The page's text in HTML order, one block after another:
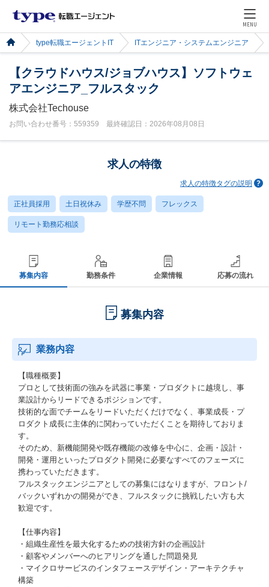
MENU
type転職エージェントIT ITエンジニア・システムエンジニア
【クラウドハウス/ジョブハウス】ソフトウェ
アエンジニア_フルスタック
株式会社Techouse
お問い合わせ番号：559359 最終確認日：2026年08月08日
求人の特徴
求人の特徴タグの説明
正社員採用 土日祝休み 学歴不問 フレックス
リモート勤務応相談
募集内容 勤務条件 企業情報 応募の流れ
募集内容
業務内容
【職種概要】
プロとして技術面の強みを武器に事業・プロダクトに越境し、事
業設計からリードできるポジションです。
技術的な面でチームをリードいただくだけでなく、事業成長・プ
ロダクト成長に主体的に関わっていただくことを期待しておりま
す。
そのため、新機能開発や既存機能の改修を中心に、企画・設計・
開発・運用といったプロダクト開発に必要なすべてのフェーズに
携わっていただきます。
フルスタックエンジニアとしての募集にはなりますが、フロント/
バックいずれかの開発ができ、フルスタックに挑戦したい方も大
歓迎です。
【仕事内容】
・組織生産性を最大化するための技術方針の企画設計
・顧客やメンバーへのヒアリングを通した問題発見
・マイクロサービスのインタフェースデザイン・アーキテクチャ
構築